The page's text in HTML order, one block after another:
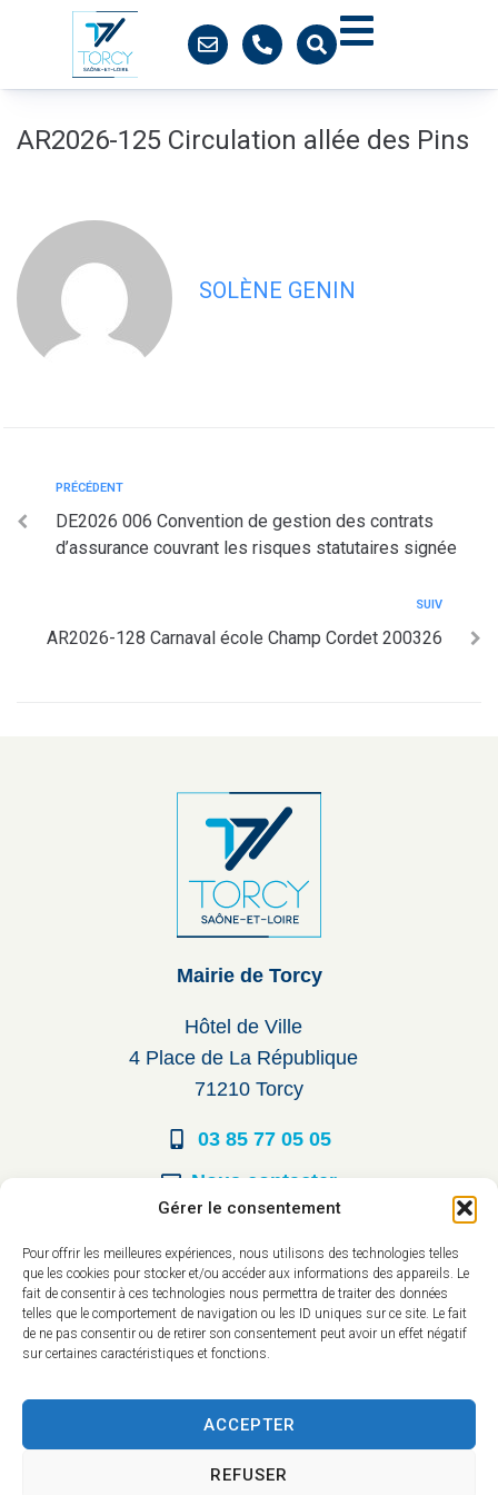
Gérer le consentement
Pour offrir les meilleures expériences, nous utilisons des technologies telles
que les cookies pour stocker et/ou accéder aux informations des appareils. Le
fait de consentir à ces technologies nous permettra de traiter des données
telles que le comportement de navigation ou les ID uniques sur ce site. Le fait
de ne pas consentir ou de retirer son consentement peut avoir un effet négatif
sur certaines caractéristiques et fonctions.
ACCEPTER
REFUSER
AR2026-125 Circulation allée des Pins
SOLÈNE GENIN
PRÉCÉDENT
DE2026 006 Convention de gestion des contrats
d’assurance couvrant les risques statutaires signée
SUIV
AR2026-128 Carnaval école Champ Cordet 200326
Mairie de Torcy
Hôtel de Ville
4 Place de La République
71210 Torcy
03 85 77 05 05
Nous contacter
Du lundi au vendredi :
8h30 à 12h00